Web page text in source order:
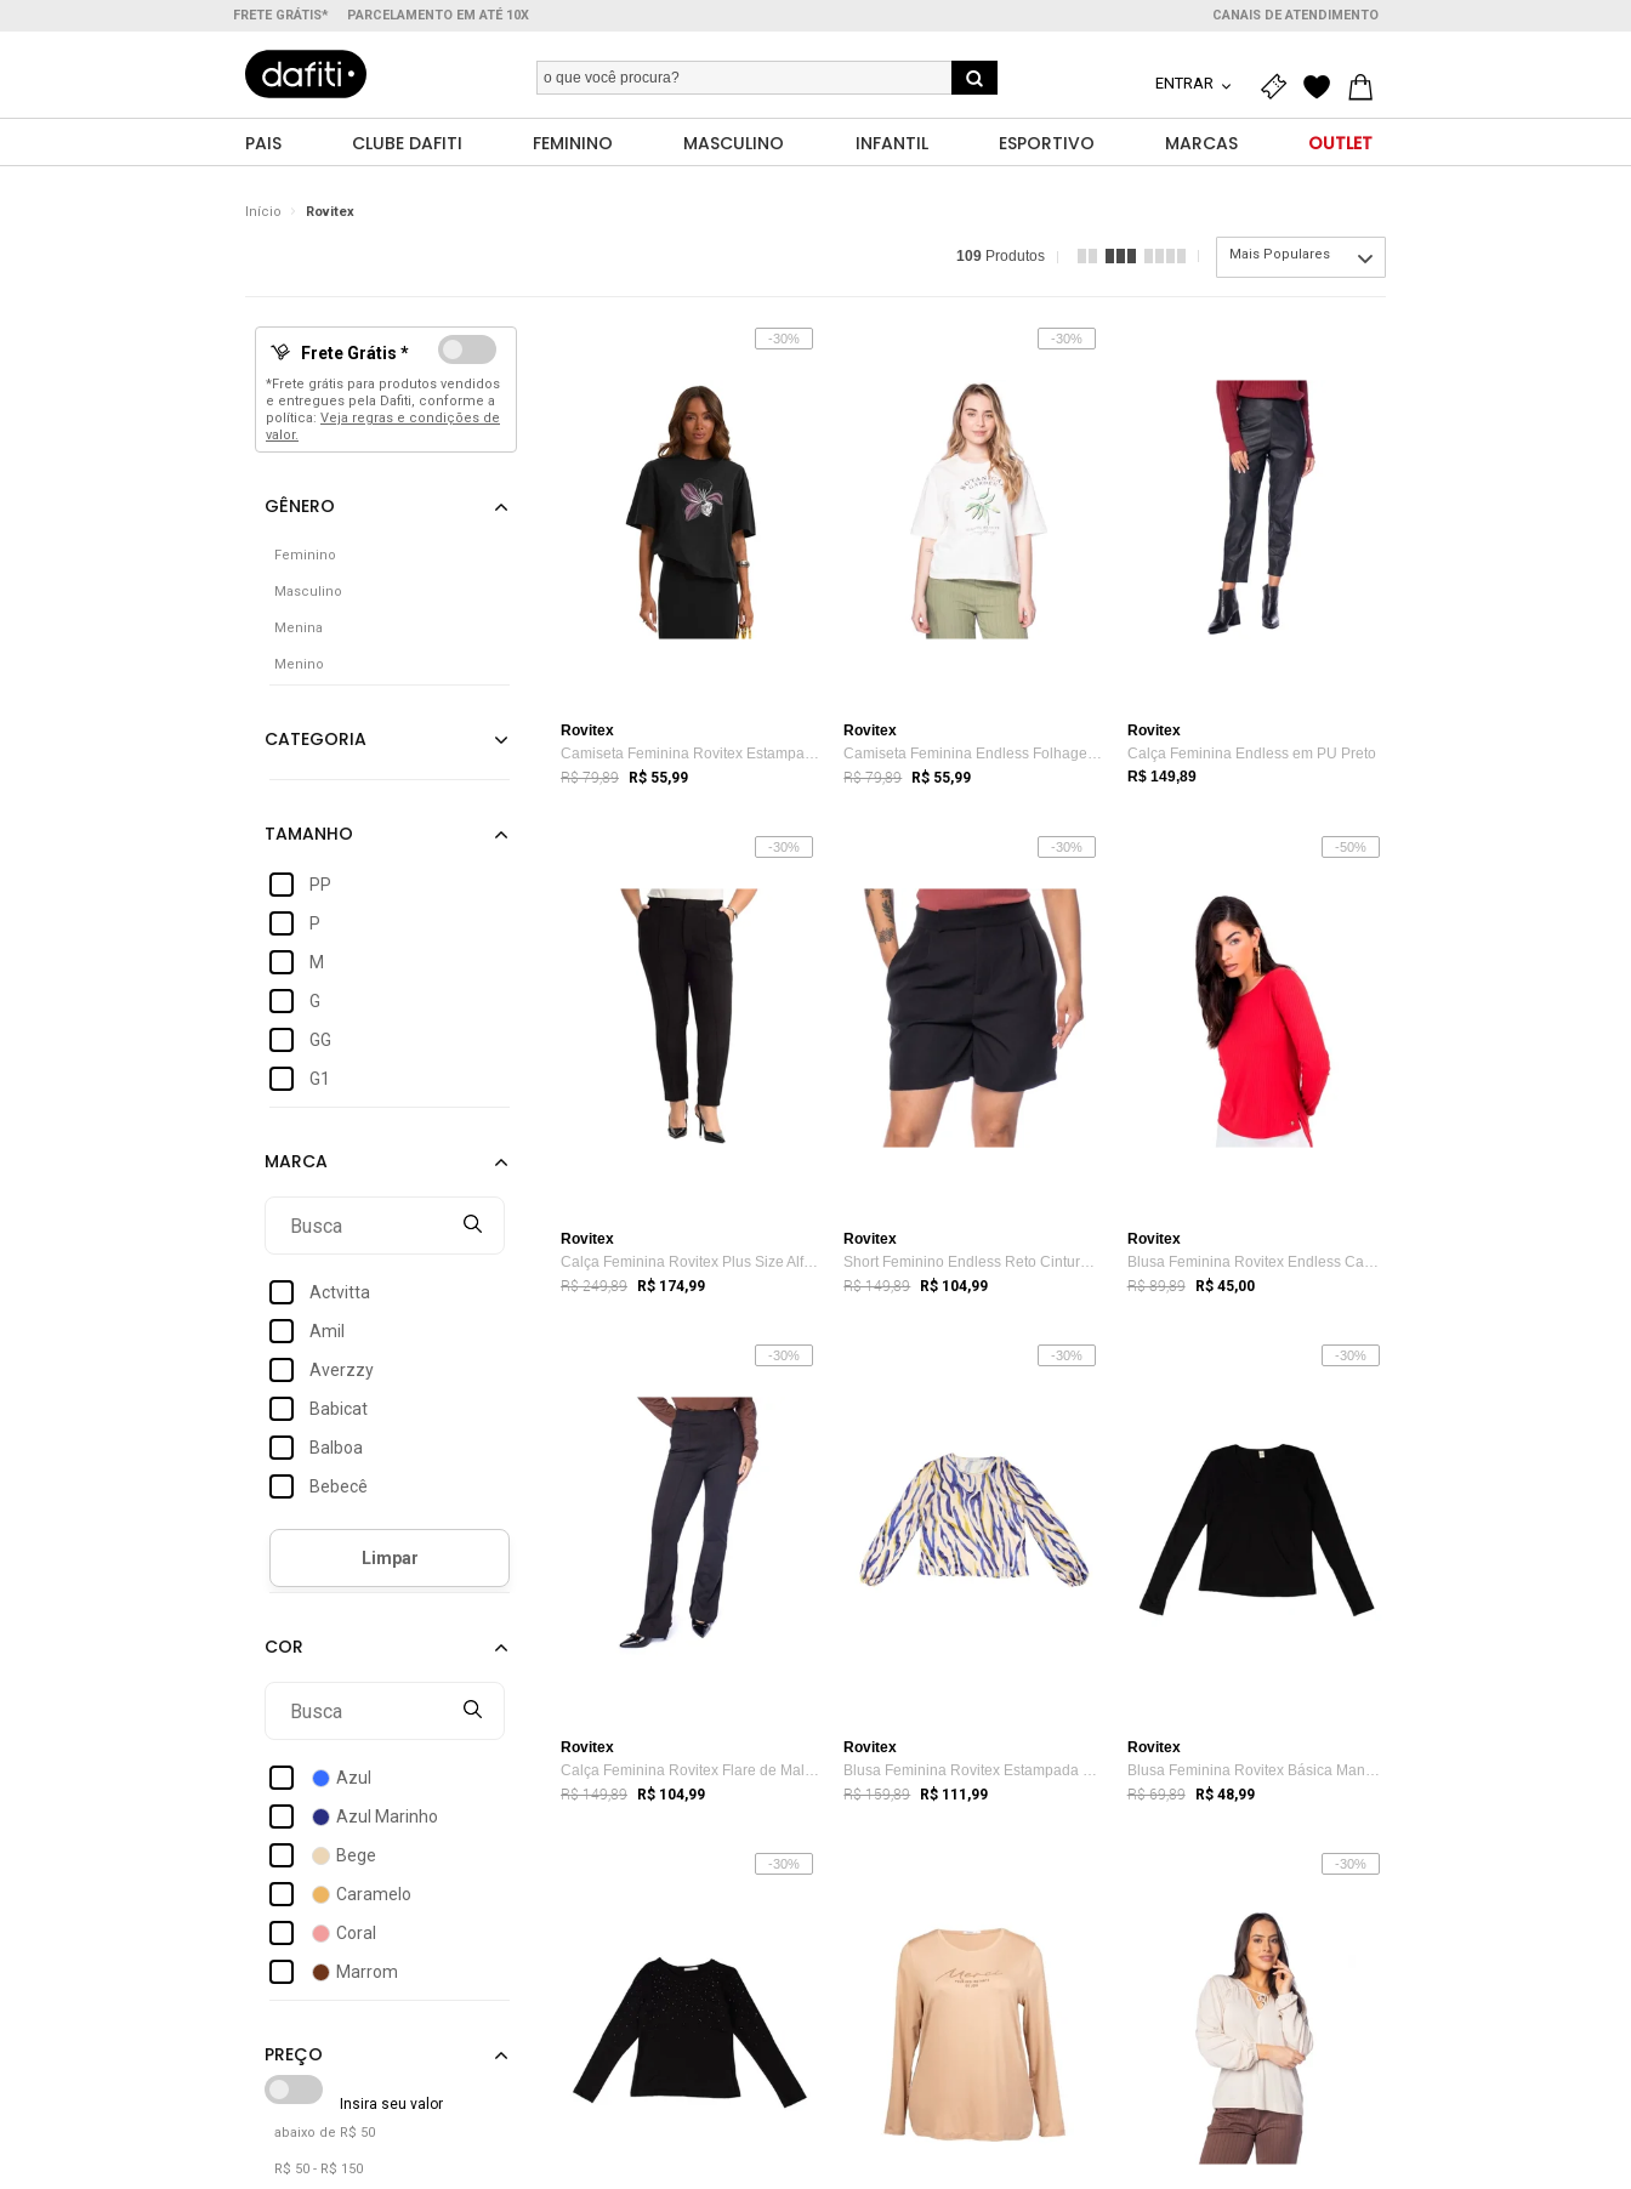
FRETE GRÁTIS* PARCELAMENTO EM ATÉ 10X CANAIS DE ATENDIMENTO
ENTRAR
PAIS CLUBE DAFITI FEMININO MASCULINO INFANTIL ESPORTIVO MARCAS OUTLET
Início Rovitex
109 Produtos Mais Populares
Frete Grátis *
*Frete grátis para produtos vendidos
e entregues pela Dafiti, conforme a
política: Veja regras e condições de
valor.
Feminino
Masculino
Menina
Menino
PP
P
M
G
GG
G1
Actvitta
Amil
Averzzy
Babicat
Balboa
Bebecê
Betel
Biamar
Brink
Azul
Azul Marinho
Bege
Caramelo
Coral
Marrom
Prata
Preto
abaixo de R$ 50
R$ 50 - R$ 150
-30%
Rovitex
Camiseta Feminina Rovitex Estampa Flor B...
R$ 79,89 R$ 55,99
-30%
Rovitex
Camiseta Feminina Endless Folhagens Glit...
R$ 79,89 R$ 55,99
Rovitex
Calça Feminina Endless em PU Preto
R$ 149,89
-30%
Rovitex
Calça Feminina Rovitex Plus Size Alfaiat...
R$ 249,89 R$ 174,99
-30%
Rovitex
Short Feminino Endless Reto Cintura Alta Preto
R$ 149,89 R$ 104,99
-50%
Rovitex
Blusa Feminina Rovitex Endless Canelada ...
R$ 89,89 R$ 45,00
-30%
Rovitex
Calça Feminina Rovitex Flare de Malha Preto
R$ 149,89 R$ 104,99
-30%
Rovitex
Blusa Feminina Rovitex Estampada Off White
R$ 159,89 R$ 111,99
-30%
Rovitex
Blusa Feminina Rovitex Básica Manga Long...
R$ 69,89 R$ 48,99
-30% -30%